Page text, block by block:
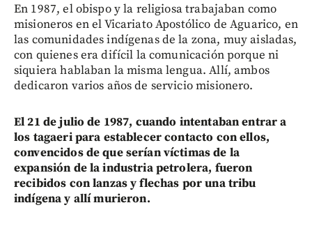
En 1987, el obispo y la religiosa trabajaban como
misioneros en el Vicariato Apostólico de Aguarico, en
las comunidades indígenas de la zona, muy aisladas,
con quienes era difícil la comunicación porque ni
siquiera hablaban la misma lengua. Allí, ambos
dedicaron varios años de servicio misionero.
El 21 de julio de 1987, cuando intentaban entrar a
los tagaeri para establecer contacto con ellos,
convencidos de que serían víctimas de la
expansión de la industria petrolera, fueron
recibidos con lanzas y flechas por una tribu
indígena y allí murieron.